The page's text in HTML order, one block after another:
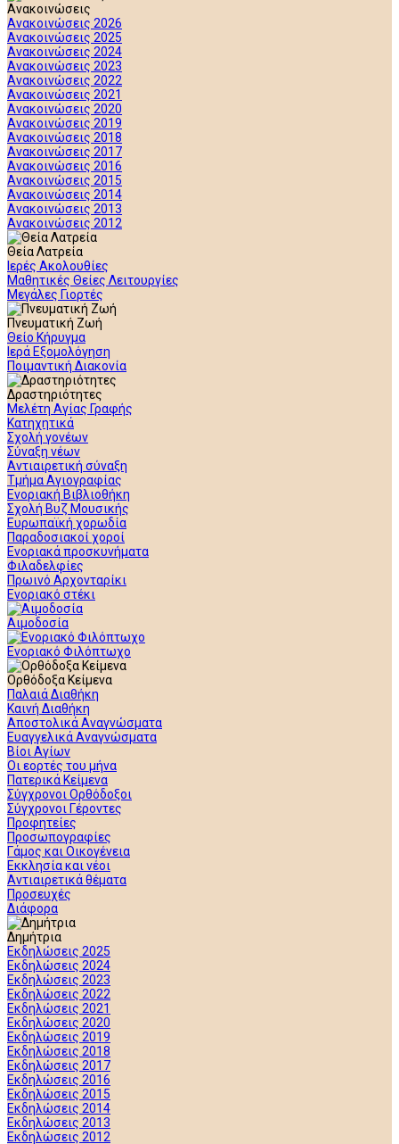
Ανακοινώσεις
Ανακοινώσεις 2026
Ανακοινώσεις 2025
Ανακοινώσεις 2024
Ανακοινώσεις 2023
Ανακοινώσεις 2022
Ανακοινώσεις 2021
Ανακοινώσεις 2020
Ανακοινώσεις 2019
Ανακοινώσεις 2018
Ανακοινώσεις 2017
Ανακοινώσεις 2016
Ανακοινώσεις 2015
Ανακοινώσεις 2014
Ανακοινώσεις 2013
Ανακοινώσεις 2012
Θεία Λατρεία
Ιερές Ακολουθίες
Μαθητικές Θείες Λειτουργίες
Μεγάλες Γιορτές
Πνευματική Ζωή
Θείο Κήρυγμα
Ιερά Εξομολόγηση
Ποιμαντική Διακονία
Δραστηριότητες
Μελέτη Αγίας Γραφής
Κατηχητικά
Σχολή γονέων
Σύναξη νέων
Αντιαιρετική σύναξη
Τμήμα Αγιογραφίας
Ενοριακή Βιβλιοθήκη
Σχολή Βυζ Μουσικής
Ευρωπαϊκή χορωδία
Παραδοσιακοί χοροί
Ενοριακά προσκυνήματα
Φιλαδελφίες
Πρωινό Αρχονταρίκι
Ενοριακό στέκι
Αιμοδοσία
Ενοριακό Φιλόπτωχο
Ορθόδοξα Κείμενα
Παλαιά Διαθήκη
Καινή Διαθήκη
Αποστολικά Αναγνώσματα
Ευαγγελικά Αναγνώσματα
Βίοι Αγίων
Οι εορτές του μήνα
Πατερικά Κείμενα
Σύγχρονοι Ορθόδοξοι
Σύγχρονοι Γέροντες
Προφητείες
Προσωπογραφίες
Γάμος και Οικογένεια
Εκκλησία και νέοι
Αντιαιρετικά θέματα
Προσευχές
Διάφορα
Δημήτρια
Εκδηλώσεις 2025
Εκδηλώσεις 2024
Εκδηλώσεις 2023
Εκδηλώσεις 2022
Εκδηλώσεις 2021
Εκδηλώσεις 2020
Εκδηλώσεις 2019
Εκδηλώσεις 2018
Εκδηλώσεις 2017
Εκδηλώσεις 2016
Εκδηλώσεις 2015
Εκδηλώσεις 2014
Εκδηλώσεις 2013
Εκδηλώσεις 2012